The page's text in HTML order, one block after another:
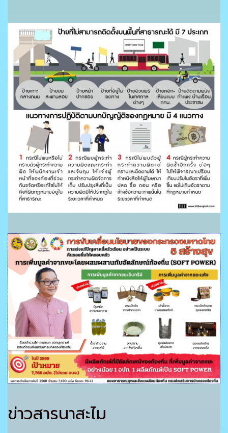
ข่าวสารนาสะไม